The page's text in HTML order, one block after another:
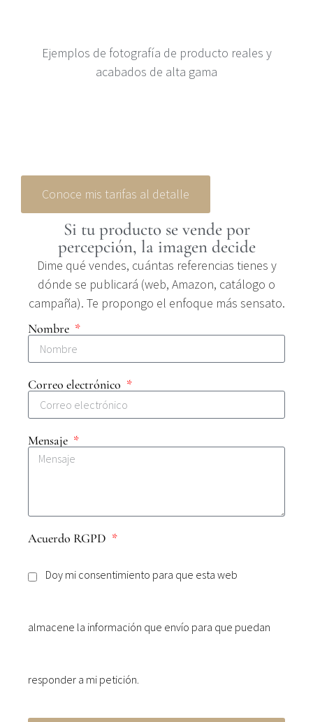
Ejemplos de fotografía de producto reales y
acabados de alta gama
Conoce mis tarifas al detalle
Si tu producto se vende por
percepción, la imagen decide
Dime qué vendes, cuántas referencias tienes y
dónde se publicará (web, Amazon, catálogo o
campaña). Te propongo el enfoque más sensato.
Nombre
Correo electrónico
Mensaje
Acuerdo RGPD
Doy mi consentimiento para que esta web
almacene la información que envío para que puedan
responder a mi petición.